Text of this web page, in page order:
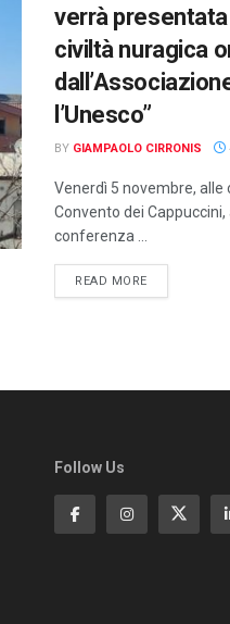
verrà
civiltà nuragica
l’Unesco”
BY GIAMPAOLO CIRRONIS
Venerdì 5 novembre, alle
Convento dei Cappuccini,
conferenza ...
READ MOREDETAILS
Follow Us